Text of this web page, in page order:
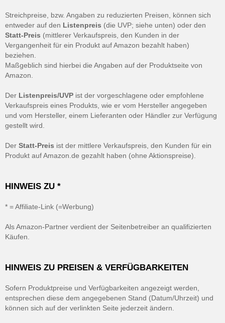
Streichpreise, bzw. Angaben zu reduzierten Preisen, können sich
entweder auf den Listenpreis (die UVP; siehe unten) oder den
Statt-Preis (mittlerer Verkaufspreis, den Kunden in der
Vergangenheit für ein Produkt auf Amazon bezahlt haben)
beziehen.
Maßgeblich sind hierbei die Angaben auf der Produktseite von
Amazon.
Der Listenpreis/UVP ist der vorgeschlagene oder empfohlene
Verkaufspreis eines Produkts, wie er vom Hersteller angegeben
und vom Hersteller, einem Lieferanten oder Händler zur Verfügung
gestellt wird.
Der Statt-Preis ist der mittlere Verkaufspreis, den Kunden für ein
Produkt auf Amazon.de gezahlt haben (ohne Aktionspreise).
HINWEIS ZU *
* = Affiliate-Link (=Werbung)
Als Amazon-Partner verdient der Seitenbetreiber an qualifizierten
Käufen.
HINWEIS ZU PREISEN & VERFÜGBARKEITEN
Sofern Produktpreise und Verfügbarkeiten angezeigt werden,
entsprechen diese dem angegebenen Stand (Datum/Uhrzeit) und
können sich auf der verlinkten Seite jederzeit ändern.